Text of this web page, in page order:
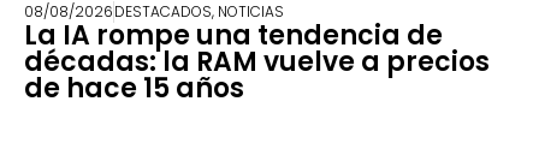
08/08/2026DESTACADOS, NOTICIAS
La IA rompe una tendencia de
décadas: la RAM vuelve a precios
de hace 15 años